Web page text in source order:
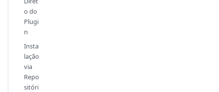
o do
Plugi
n
Insta
lação
via
Repo
sitóri